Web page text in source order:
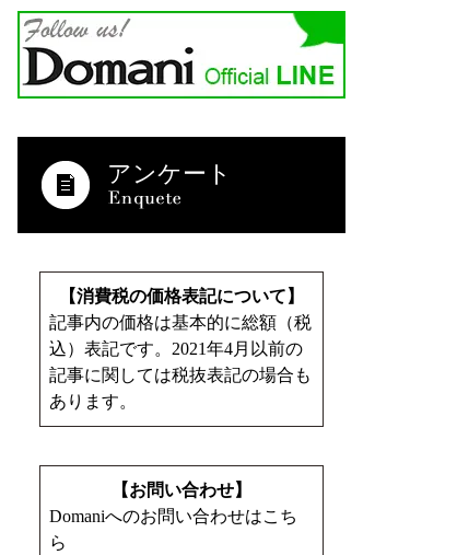
アンケート
【消費税の価格表記について】
記事内の価格は基本的に総額（税
込）表記です。2021年4月以前の
記事に関しては税抜表記の場合も
あります。
【お問い合わせ】
Domaniへのお問い合わせはこち
ら